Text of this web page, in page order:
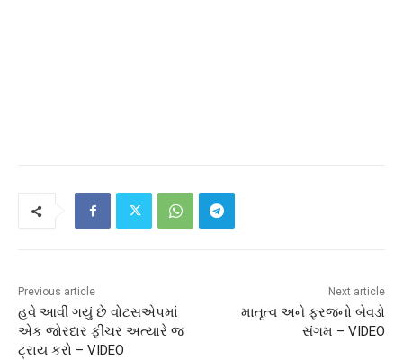
Previous article
હવે આવી ગયું છે વોટસએપમાં
એક જોરદાર ફીચર અત્યારે જ
ટ્રાય કરો – VIDEO
Next article
માતૃત્વ અને ફરજનો બેવડો
સંગમ – VIDEO